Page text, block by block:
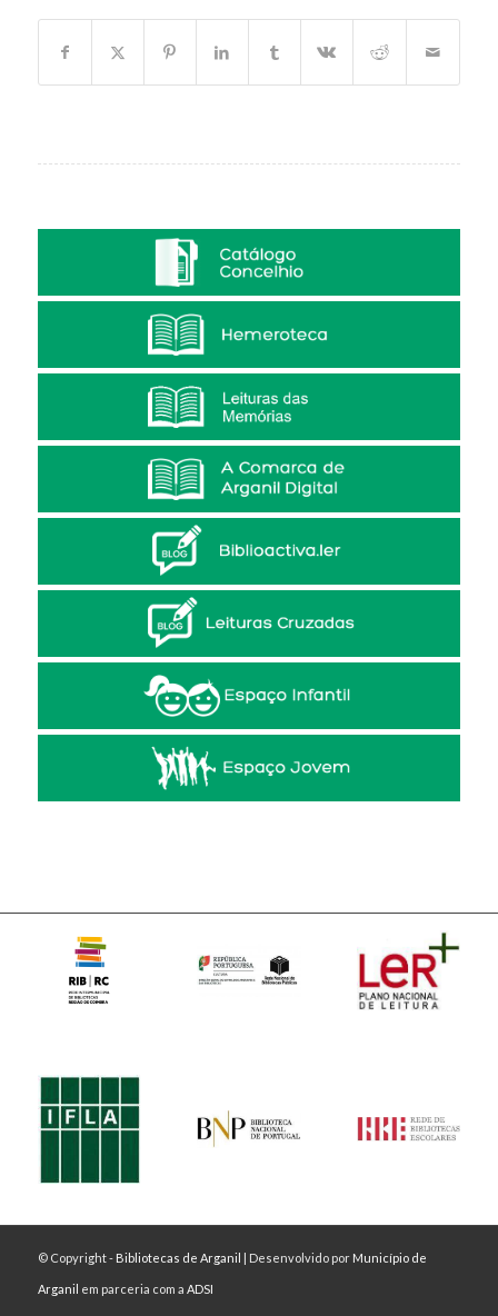
© Copyright - Bibliotecas de Arganil | Desenvolvido por Município de
Arganil em parceria com a ADSI